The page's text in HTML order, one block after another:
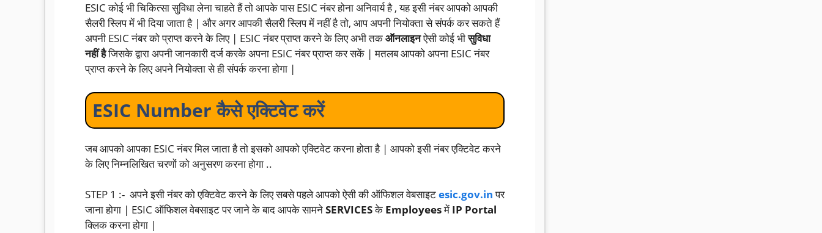
ESIC कोई भी चिकित्सा सुविधा लेना चाहते हैं तो आपके पास ESIC नंबर होना अनिवार्य है , यह इसी नंबर आपको आपकी
सैलरी स्लिप में भी दिया जाता है | और अगर आपकी सैलरी स्लिप में नहीं है तो, आप अपनी नियोक्ता से संपर्क कर सकते हैं
अपनी ESIC नंबर को प्राप्त करने के लिए | ESIC नंबर प्राप्त करने के लिए अभी तकऑनलाइनऐसी कोई भीसुविधा
नहीं हैजिसके द्वारा अपनी जानकारी दर्ज करके अपना ESIC नंबर प्राप्त कर सकें | मतलब आपको अपना ESIC नंबर
प्राप्त करने के लिए अपने नियोक्ता से ही संपर्क करना होगा |
ESIC Number कैसे एक्टिवेट करें
जब आपको आपका ESIC नंबर मिल जाता है तो इसको आपको एक्टिवेट करना होता है | आपको इसी नंबर एक्टिवेट करने
के लिए निम्नलिखित चरणों को अनुसरण करना होगा ..
STEP 1 :- अपने इसी नंबर को एक्टिवेट करने के लिए सबसे पहले आपको ऐसी की ऑफिशल वेबसाइटesic.gov.inपर
जाना होगा | ESIC ऑफिशल वेबसाइट पर जाने के बाद आपके सामनेSERVICESके Employeesमें IP Portal
क्लिक करना होगा |